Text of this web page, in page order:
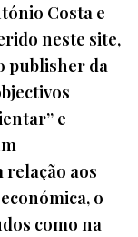
Costa e
neste site,
publisher da
e
aos
o
como na